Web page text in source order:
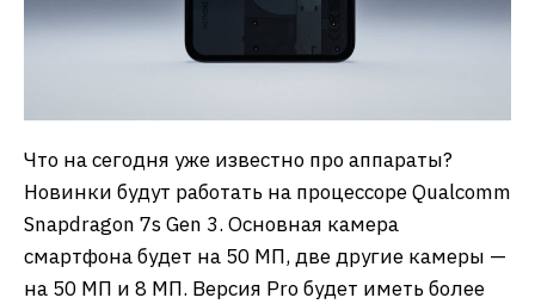
Что на сегодня уже известно про аппараты?
Новинки будут работать на процессоре Qualcomm
Snapdragon 7s Gen 3. Основная камера
смартфона будет на 50 МП, две другие камеры —
на 50 МП и 8 МП. Версия Pro будет иметь более